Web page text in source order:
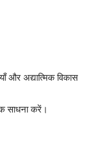
और अद्यात्मिक विकास
साधना करें।